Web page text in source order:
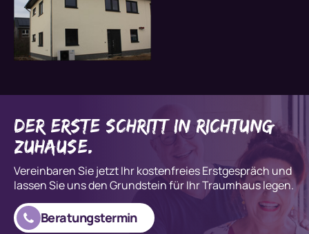
der erste Schritt in Richtung
Zuhause.
Vereinbaren Sie jetzt Ihr kostenfreies Erstgespräch und
lassen Sie uns den Grundstein für Ihr Traumhaus legen.
Beratungstermin